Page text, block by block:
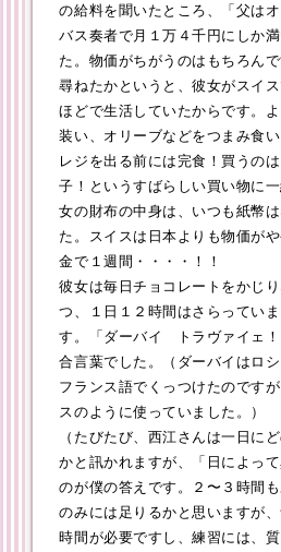
の給料を聞いたところ、「父は
バス奏者で月１万４千円にしか
た。物価がちがうのはもちろん
尋ねたかというと、彼女がスイ
ほどで生活していたからです。
装い、オリーブなどをつまみ食
レジを出る前には完食！買うの
子！というすばらしい買い物に
女の財布の中身は、いつも紙幣
た。スイスは日本よりも物価が
金で１週間・・・・！！
彼女は毎日チョコレートをかじ
つ、１日１２時間はさらってい
す。「ダーバイ トラヴァイェ
合言葉でした。（ダーバイはロ
フランス語でくっつけたのです
スのように使っていました。）
（たびたび、西江さんは一日に
かと訊かれますが、「日によっ
のが僕の答えです。２〜３時間
のみには足りるかと思いますが
時間が必要ですし、練習には、